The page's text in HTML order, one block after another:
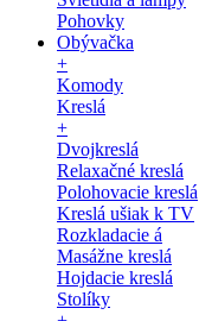
Pohovky
Obývačka
+
Komody
Kreslá
+
Dvojkreslá
Relaxačné kreslá
Polohovacie kreslá
Kreslá ušiak k TV
Rozkladacie á
Masážne kreslá
Hojdacie kreslá
Stolíky